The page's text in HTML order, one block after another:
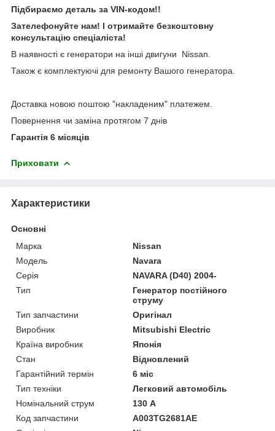
Підбираємо деталь за VIN-кодом!!
Зателефонуйте нам! І отримайте безкоштовну
консультацію спеціаліста!
В наявності є генератори на інші двигуни Nissan.
Також є комплектуючі для ремонту Вашого генератора.
Доставка новою поштою "накладеним" платежем.
Повернення чи заміна протягом 7 днів
Гарантія 6 місяців
Приховати
Характеристики
Основні
Марка
Nissan
Модель
Navara
Серія
NAVARA (D40) 2004-
Тип
Генератор постійного
струму
Тип запчастини
Оригінал
Виробник
Mitsubishi Electric
Країна виробник
Японія
Стан
Відновлений
Гарантійний термін
6 міс
Тип техніки
Легковий автомобіль
Номінальний струм
130 А
Код запчастини
A003TG2681AE